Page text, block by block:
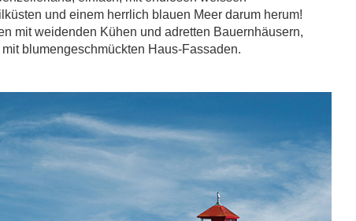
und einem herrlich blauen Meer darum herum!
mit weidenden Kühen und adretten Bauernhäusern,
blumengeschmückten Haus-Fassaden.